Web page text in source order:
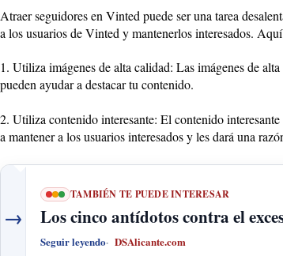
Atraer seguidores en Vinted puede ser una tarea
a los usuarios de Vinted y mantenerlos interesados.
1. Utiliza imágenes de alta calidad: Las imágenes de
pueden ayudar a destacar tu contenido.
2. Utiliza contenido interesante: El contenido
a mantener a los usuarios interesados y les dará una
→
TAMBIÉN TE PUEDE INTERESAR
Los cinco antídotos contra el
Seguir leyendo DSAlicante.com